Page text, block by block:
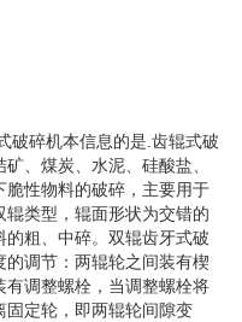
破碎机本信息的是.齿辊式破
、煤炭、水泥、硅酸盐、
性物料的破碎，主要用于
类型，辊面形状为交错的
粗、中碎。双辊齿牙式破
调节：两辊轮之间装有楔
调整螺栓，当调整螺栓将
定轮，即两辊轮间隙变